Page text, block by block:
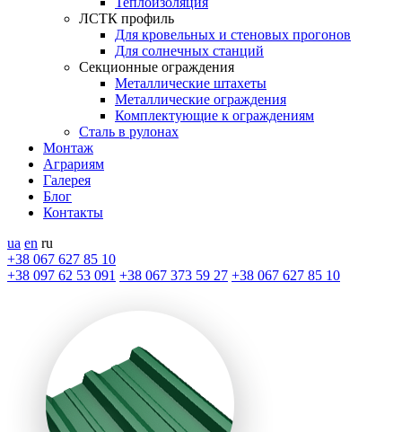
ЛСТК профиль
Для кровельных и стеновых прогонов
Для солнечных станций
Секционные ограждения
Металлические штахеты
Металлические ограждения
Комплектующие к ограждениям
Сталь в рулонах
Монтаж
Аграриям
Галерея
Блог
Контакты
ua en ru
+38 067 627 85 10
+38 097 62 53 091 +38 067 373 59 27 +38 067 627 85 10